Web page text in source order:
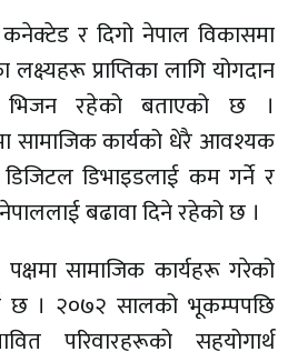
र दिगो नेपाल विकासमा
प्राप्तिका लागि योगदान
भिजन रहेको बताएको छ ।
सामाजिक कार्यको धेरै आवश्यक
डिभाइडलाई कम गर्ने र
बढावा दिने रहेको छ ।
सामाजिक कार्यहरू गरेको
छ । २०७२ सालको भूकम्पपछि
परिवारहरूको सहयोगार्थ